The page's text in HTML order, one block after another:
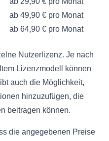
ab 49,90 € pro Monat
ab 64,90 € pro Monat
Nutzerlizenz. Je nach
Lizenzmodell können
auch die Möglichkeit,
hinzuzufügen, die
beitragen können.
die angegebenen Preise